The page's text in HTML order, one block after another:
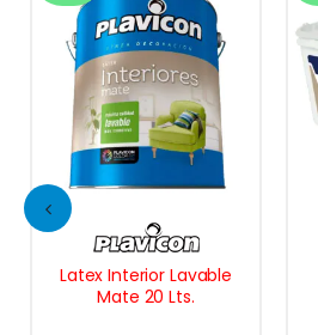
Latex Interior Lavable
Mate 20 Lts.